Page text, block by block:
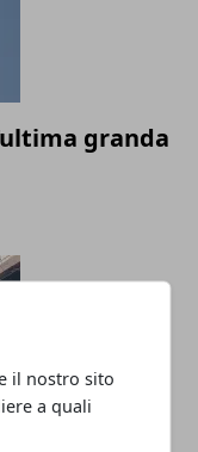
il nostro sito
a quali
granda